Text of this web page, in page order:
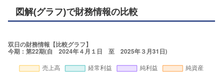
図解(グラフ)で財務情報の比較